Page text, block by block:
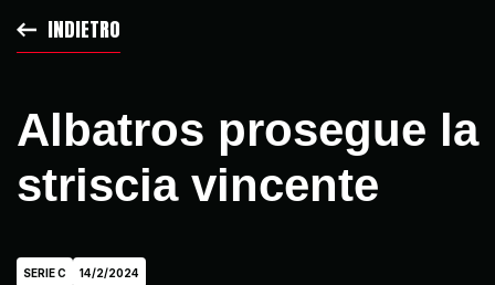
INDIETRO
Albatros prosegue la
striscia vincente
SERIE C 14/2/2024